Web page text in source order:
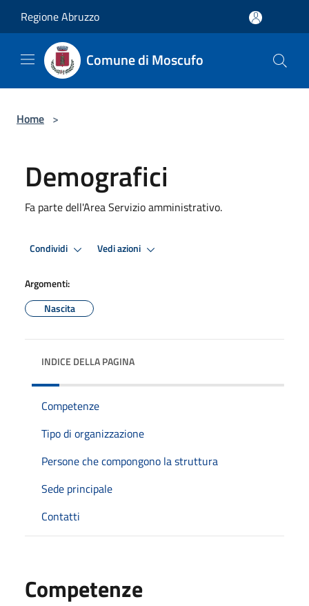
Regione Abruzzo
Comune di Moscufo
Home >
Demografici
Fa parte dell'Area Servizio amministrativo.
Condividi Vedi azioni
Argomenti:
Nascita
INDICE DELLA PAGINA
Competenze
Tipo di organizzazione
Persone che compongono la struttura
Sede principale
Contatti
Competenze